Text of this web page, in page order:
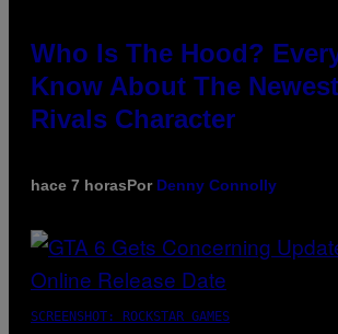
Who Is The Hood?
Know About The
Rivals Character
hace 7 horasPor Denny Connolly
SCREENSHOT: ROCKSTAR GAMES